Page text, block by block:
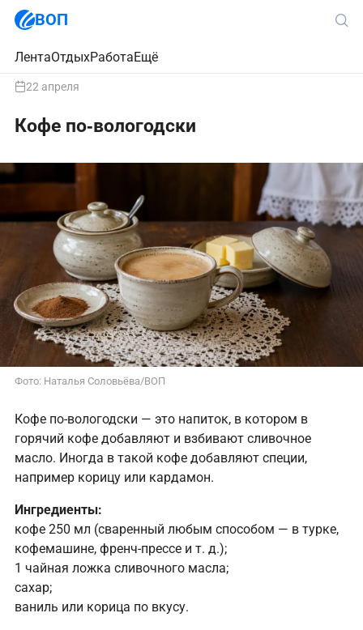
ВОП
ЛентаОтдыхРаботаЕщё
22 апреля
Кофе по‑вологодски
Фото: Наталья Соловьёва/ВОП
Кофе по-вологодски — это напиток, в котором в
горячий кофе добавляют и взбивают сливочное
масло. Иногда в такой кофе добавляют специи,
например корицу или кардамон.
Ингредиенты:
кофе 250 мл (сваренный любым способом — в турке,
кофемашине, френч-прессе и т. д.);
1 чайная ложка сливочного масла;
сахар;
ваниль или корица по вкусу.